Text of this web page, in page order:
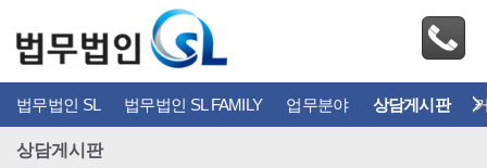
법무법인 SL 법무법인 SL FAMILY 업무분야 상담게시판
상담게시판